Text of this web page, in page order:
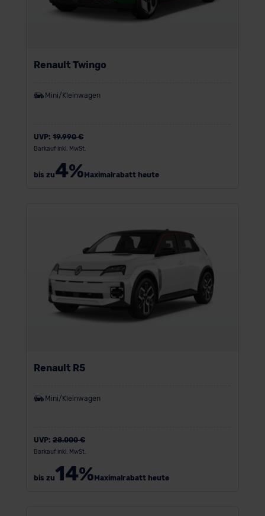
Renault Twingo
Mini/Kleinwagen
UVP: 19.990 €
Barkauf inkl. MwSt.
bis zu4% Maximalrabatt heute
Renault R5
Mini/Kleinwagen
UVP: 28.000 €
Barkauf inkl. MwSt.
bis zu14% Maximalrabatt heute